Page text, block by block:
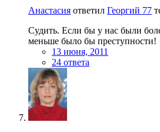
Анастасия ответил Георгий 77
Судить. Если бы у нас были
меньше было бы преступности!
13 июня, 2011
24 ответа